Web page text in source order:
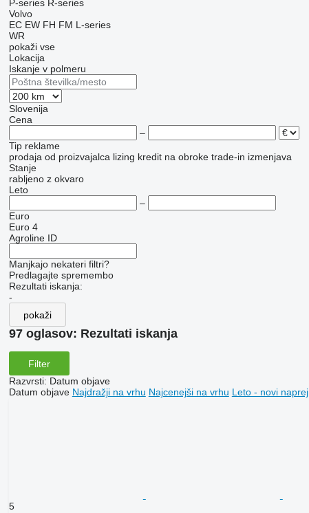
P-series R-series
Volvo
EC EW FH FM L-series
WR
pokaži vse
Lokacija
Iskanje v polmeru
Slovenija
Cena
–
Tip reklame
prodaja od proizvajalca lizing kredit na obroke trade-in izmenjava
Stanje
rabljeno z okvaro
Leto
–
Euro
Euro 4
Agroline ID
Manjkajo nekateri filtri?
Predlagajte spremembo
Rezultati iskanja:
-
pokaži
97 oglasov: Rezultati iskanja
Filter
Razvrsti: Datum objave
Datum objave Najdražji na vrhu Najcenejši na vrhu Leto - novi naprej
5